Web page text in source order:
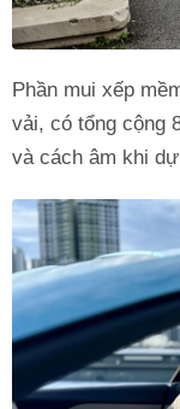
Phần mui xếp
vải, có tổng cộng
và cách âm khi